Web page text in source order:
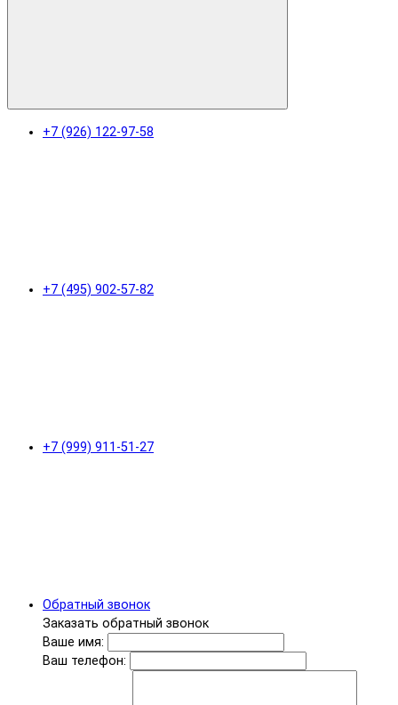
+7 (926) 122-97-58
+7 (495) 902-57-82
+7 (999) 911-51-27
Обратный звонок
Заказать обратный звонок
Ваше имя:
Ваш телефон: